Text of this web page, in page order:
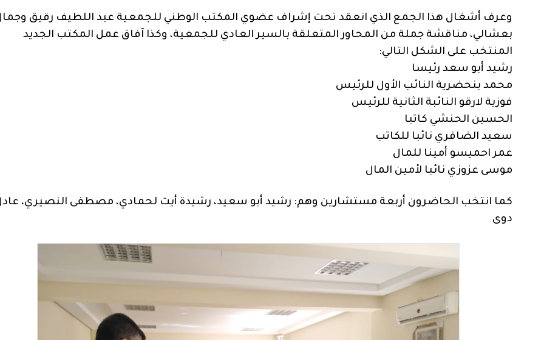
وعرف أشغال هذا الجمع الذي انعقد تحت إشراف عضوي المكتب الوطني للجمعية عبد اللطيف رقيق
بعشالي، مناقشة جملة من المحاور المتعلقة بالسير العادي للجمعية، وكذا آفاق عمل المكتب الجديد
المنتخب على الشكل التالي:
رشيد أبو سعد رئيسا
محمد بنحضرية النائب الأول للرئيس
فوزية لارقو النائبة الثانية للرئيس
الحسين الحنشي كاتبا
سعيد الضافري نائبا للكاتب
عمر احميسو أمينا للمال
موسى عزوزي نائبا لأمين المال
كما انتخب الحاضرون أربعة مستشارين وهم: رشيد أبو سعيد، رشيدة أيت لحمادي، مصطفى النصيري،
دوى